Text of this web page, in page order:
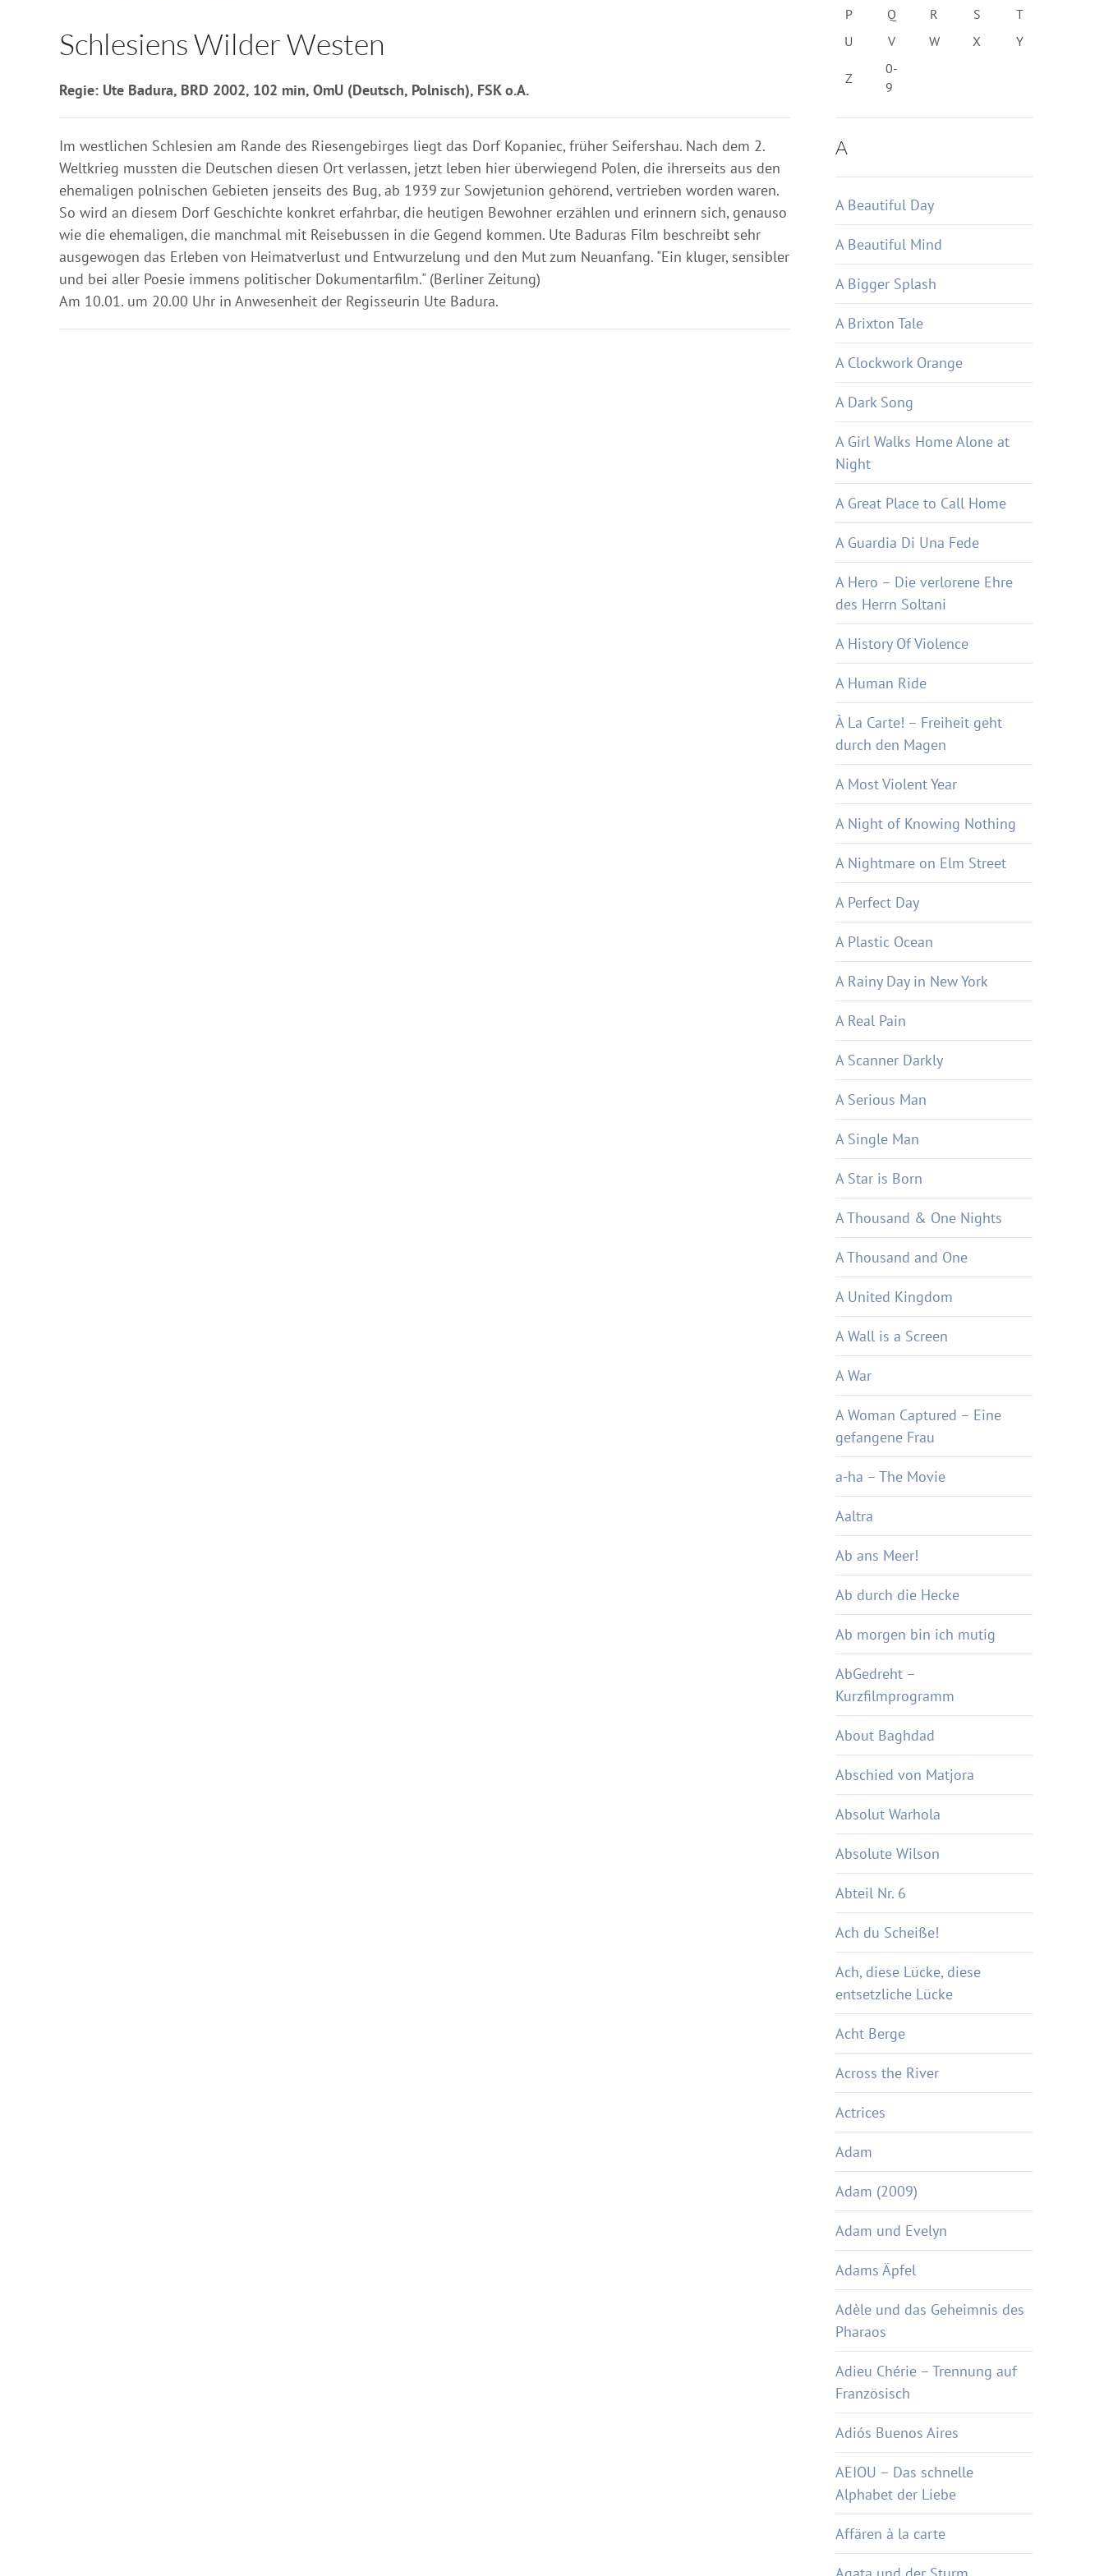
Schlesiens Wilder Westen
Regie: Ute Badura, BRD 2002, 102 min, OmU (Deutsch, Polnisch), FSK o.A.
Im westlichen Schlesien am Rande des Riesengebirges liegt das Dorf Kopaniec, früher Seifershau. Nach dem 2.
Weltkrieg mussten die Deutschen diesen Ort verlassen, jetzt leben hier überwiegend Polen, die ihrerseits aus den
ehemaligen polnischen Gebieten jenseits des Bug, ab 1939 zur Sowjetunion gehörend, vertrieben worden waren.
So wird an diesem Dorf Geschichte konkret erfahrbar, die heutigen Bewohner erzählen und erinnern sich, genauso
wie die ehemaligen, die manchmal mit Reisebussen in die Gegend kommen. Ute Baduras Film beschreibt sehr
ausgewogen das Erleben von Heimatverlust und Entwurzelung und den Mut zum Neuanfang. "Ein kluger, sensibler
und bei aller Poesie immens politischer Dokumentarfilm." (Berliner Zeitung)
Am 10.01. um 20.00 Uhr in Anwesenheit der Regisseurin Ute Badura.
P
Q R S
T
U
V W X Y
Z
0-
9
A
A Beautiful Day
A Beautiful Mind
A Bigger Splash
A Brixton Tale
A Clockwork Orange
A Dark Song
A Girl Walks Home Alone at
Night
A Great Place to Call Home
A Guardia Di Una Fede
A Hero – Die verlorene Ehre
des Herrn Soltani
A History Of Violence
A Human Ride
À La Carte! – Freiheit geht
durch den Magen
A Most Violent Year
A Night of Knowing Nothing
A Nightmare on Elm Street
A Perfect Day
A Plastic Ocean
A Rainy Day in New York
A Real Pain
A Scanner Darkly
A Serious Man
A Single Man
A Star is Born
A Thousand & One Nights
A Thousand and One
A United Kingdom
A Wall is a Screen
A War
A Woman Captured – Eine
gefangene Frau
a-ha – The Movie
Aaltra
Ab ans Meer!
Ab durch die Hecke
Ab morgen bin ich mutig
AbGedreht –
Kurzfilmprogramm
About Baghdad
Abschied von Matjora
Absolut Warhola
Absolute Wilson
Abteil Nr. 6
Ach du Scheiße!
Ach, diese Lücke, diese
entsetzliche Lücke
Acht Berge
Across the River
Actrices
Adam
Adam (2009)
Adam und Evelyn
Adams Äpfel
Adèle und das Geheimnis des
Pharaos
Adieu Chérie – Trennung auf
Französisch
Adiós Buenos Aires
AEIOU – Das schnelle
Alphabet der Liebe
Affären à la carte